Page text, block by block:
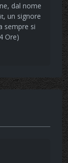
dal nome
, un signore
sempre si
Ore)